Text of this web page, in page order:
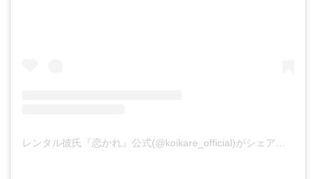
レンタル彼氏『恋かれ』公式(@koikare_official)がシェアした投稿